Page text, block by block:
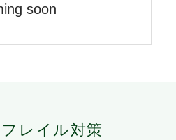
soon
レイル対策